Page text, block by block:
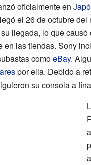
oficialmente en
el 26 de octubre
llegada, lo que
en las tiendas. Sony
comoeBay.
por ella. Debido a
su consola a